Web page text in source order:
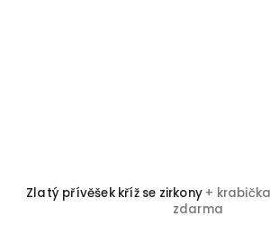
Zlatý přívěšek kříž se zirkony +
zdarma